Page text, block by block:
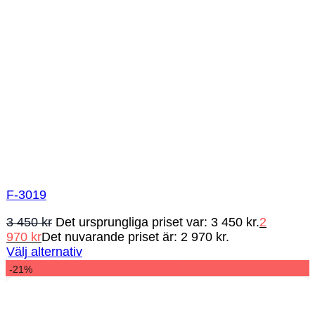
F-3019
3 450kr Det ursprungliga priset var: 3 450 kr.2
970 krDet nuvarande priset är: 2 970 kr.
Välj alternativ
-21%